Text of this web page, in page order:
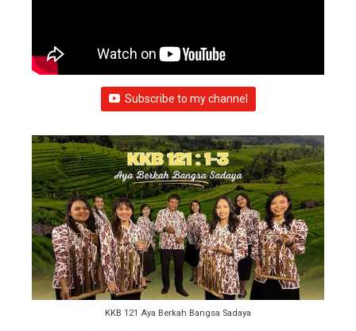
Subscribe to my channel
KKB 121 Aya Berkah Bangsa Sadaya